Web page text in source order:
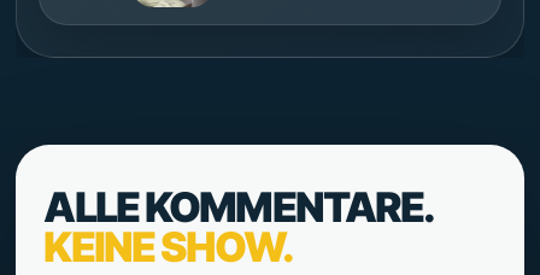
ALLE KOMMENTARE.
KEINE SHOW.